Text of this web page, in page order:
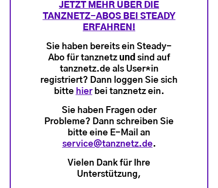
JETZT MEHR ÜBER DIE
TANZNETZ-ABOS BEI STEADY
ERFAHREN!
Sie haben bereits ein Steady-
Abo für tanznetz und sind auf
tanznetz.de als User*in
registriert? Dann loggen Sie sich
bitte hierbei tanznetz ein.
Sie haben Fragen oder
Probleme? Dann schreiben Sie
bitte eine E-Mail an
service@tanznetz.de.
Vielen Dank für Ihre
Unterstützung,